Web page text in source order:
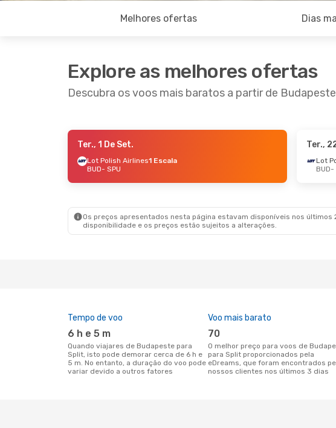
Melhores ofertas Dias
Explore as melhores ofertas
Descubra os voos mais baratos a partir de
- Seg., 24 De Ago.
1 Escala
Ter., 1 De Set.
Lot Polish Airlines1 Escala
BUD- SPU
Ter.,
Lot
BUD-
Os preços apresentados nesta página estavam disponíveis nos
disponibilidade e os preços estão sujeitos a alterações.
Tempo de voo
6 h e 5 m
Quando viajares de Budapeste para
Split, isto pode demorar cerca de 6 h e
5 m. No entanto, a duração do voo pode
variar devido a outros fatores
Voo mais barato
70
O melhor preço para voos de Budapeste
para Split proporcionados pela
eDreams, que foram encontrados
nossos clientes nos últimos 3 dias